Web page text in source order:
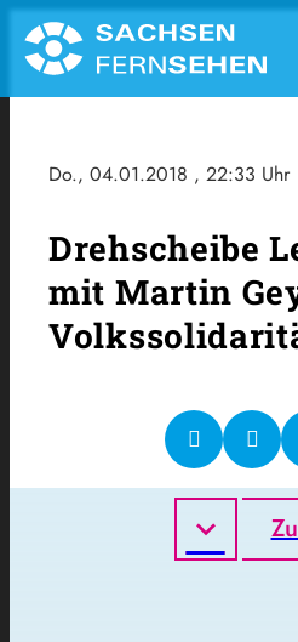
Do., 04.01.2018 , 22:33 Uhr
Drehscheibe
mit Martin